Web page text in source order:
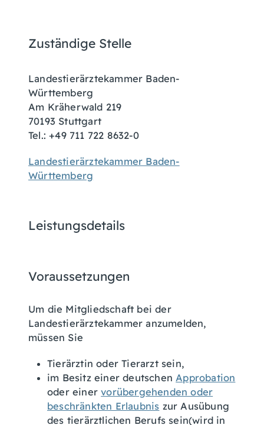
Zuständige Stelle
Landestierärztekammer Baden-
Württemberg
Am Kräherwald 219
70193 Stuttgart
Tel.: +49 711 722 8632-0
Landestierärztekammer Baden-
Württemberg
Leistungsdetails
Voraussetzungen
Um die Mitgliedschaft bei der
Landestierärztekammer anzumelden,
müssen Sie
Tierärztin oder Tierarzt sein,
im Besitz einer deutschenApprobation
oder einervorübergehenden oder
beschränkten Erlaubnis zur Ausübung
des tierärztlichen Berufs sein(wird in